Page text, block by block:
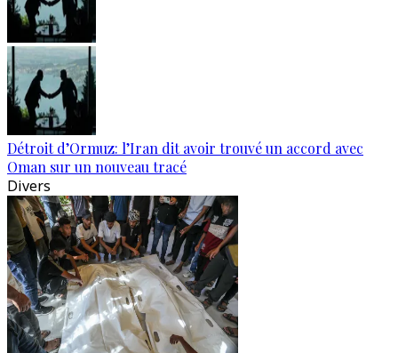
Détroit d’Ormuz: l’Iran dit avoir trouvé un accord avec
Oman sur un nouveau tracé
Divers